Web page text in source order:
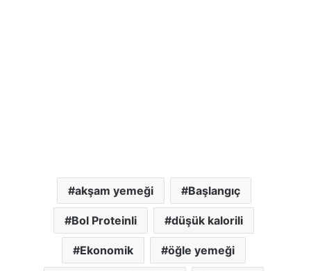
akşam yemeği Başlangıç
Bol Proteinli düşük kalorili
Ekonomik öğle yemeği